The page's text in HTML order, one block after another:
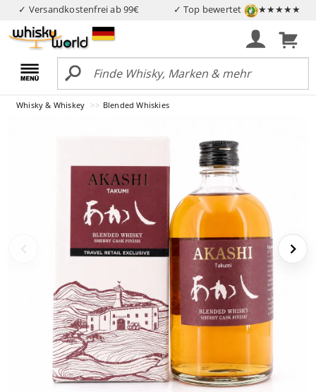
✓ Versandkostenfrei ab 99€ ✓ Top bewertet ★★★★★
Whisky & Whiskey Blended Whiskies